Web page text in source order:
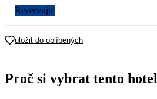
17
50 369
Rezervujte
uložit do oblíbených
Proč si vybrat tento hotel